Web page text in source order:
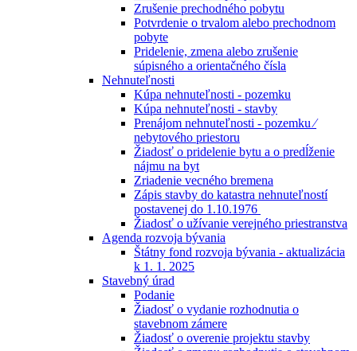
Zrušenie prechodného pobytu
Potvrdenie o trvalom alebo prechodnom
pobyte
Pridelenie, zmena alebo zrušenie
súpisného a orientačného čísla
Nehnuteľnosti
Kúpa nehnuteľnosti - pozemku
Kúpa nehnuteľnosti - stavby
Prenájom nehnuteľnosti - pozemku ⁄
nebytového priestoru
Žiadosť o pridelenie bytu a o predĺženie
nájmu na byt
Zriadenie vecného bremena
Zápis stavby do katastra nehnuteľností
postavenej do 1.10.1976
Žiadosť o užívanie verejného priestranstva
Agenda rozvoja bývania
Štátny fond rozvoja bývania - aktualizácia
k 1. 1. 2025
Stavebný úrad
Podanie
Žiadosť o vydanie rozhodnutia o
stavebnom zámere
Žiadosť o overenie projektu stavby